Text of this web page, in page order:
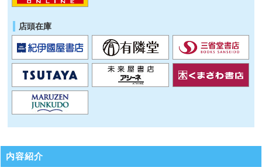
店頭在庫
内容紹介